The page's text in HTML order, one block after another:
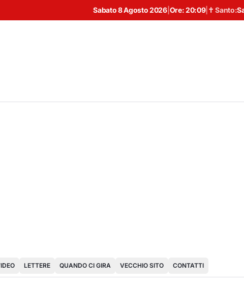
Sabato 8 Agosto 2026| Ore:20:09| ✝ Santo:
LETTERE QUANDO CI GIRA VECCHIO SITO CONTATTI